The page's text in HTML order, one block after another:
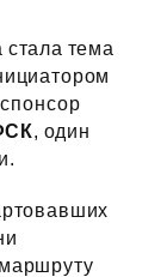
стала тема
, один